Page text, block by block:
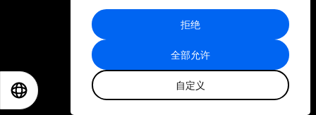
全部允许
自定义
拒绝
站点地图
世界经济论坛